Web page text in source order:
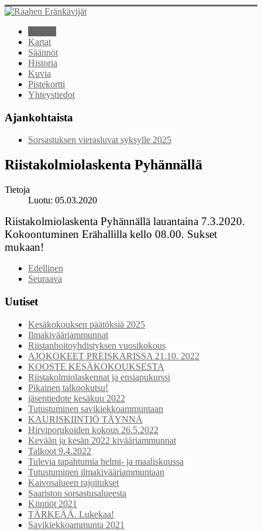
Kartat
Säännöt
Historia
Kuvia
Pistekortti
Yhteystiedot
Ajankohtaista
Sorsastuksen vierasluvat syksylle 2025
Riistakolmiolaskenta Pyhännällä
Tietoja
Luotu: 05.03.2020
Riistakolmiolaskenta Pyhännällä lauantaina 7.3.2020.
Kokoontuminen Erähallilla kello 08.00. Sukset
mukaan!
Edellinen
Seuraava
Uutiset
Kesäkokouksen päätöksiä 2025
Ilmakivääriammunnat
Riistanhoitoyhdistyksen vuosikokous
AJOKOKEET PREISKARISSA 21.10. 2022
KOOSTE KESÄKOKOUKSESTA
Riistakolmiolaskennat ja ensiapukurssi
Pikainen talkookutsu!
jäsentiedote kesäkuu 2022
Tutustuminen savikiekkoammuntaan
KAURISKIINTIÖ TÄYNNÄ
Hirviporukoiden kokous 26.5.2022
Kevään ja kesän 2022 kivääriammunnat
Talkoot 9.4.2022
Tulevia tapahtumia helmi- ja maaliskuussa
Tutustuminen ilmakivääriammuntaan
Kaivosalueen rajoitukset
Saariston sorsastusalueesta
Kiintiöt 2021
TÄRKEÄÄ. Lukekaa!
Savikiekkoammunta 2021